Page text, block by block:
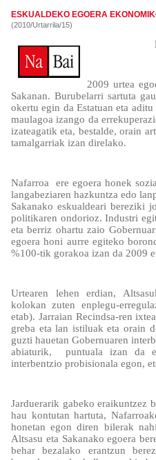
ESKUALDEKO EGOERA
(2010/Urtarrila/15)
2009 urtea
Sakanan. Burubelarri sartuta
okertu egin da Estatuan eta
maulagoa izango da
izateagatik eta, bestalde, orain
tamalgarriak izan direlako.
Nafarroa
ere egoera honek
langabeziaren hazkuntza edo
Sakanako eskualdeari bereziki
politikaren ondorioz. Industri
eta berriz ohartu zaio
egoera honi aurre egiteko
%100-tik gorakoa izan da 2009
Urtearen lehen erdian,
kolokan zuten enplegu-
etab). Jarraian Recindsa-ren
greba eta lan istiluak eta orain
guzti hauetan Gobernuaren
abiaturik,
puntuala izan da
interbentzio probisionala egon,
Jarduerarik gabeko eraikuntzez
hau kontutan hartuta,
honetan egon diren bilerak
Altsasu eta Sakanako egoera
behar bezalako erantzun